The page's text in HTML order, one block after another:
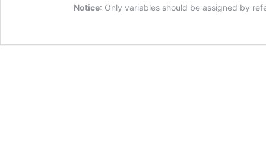
Notice: Only variables should be assigned by